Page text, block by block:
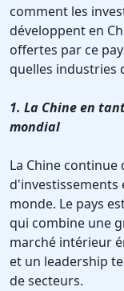
comment les
développent en
offertes par ce
quelles industries
1. La Chine en
mondial
La Chine
d'investissements
monde. Le pays
qui combine une
marché intérieur
et un leadership
de secteurs.